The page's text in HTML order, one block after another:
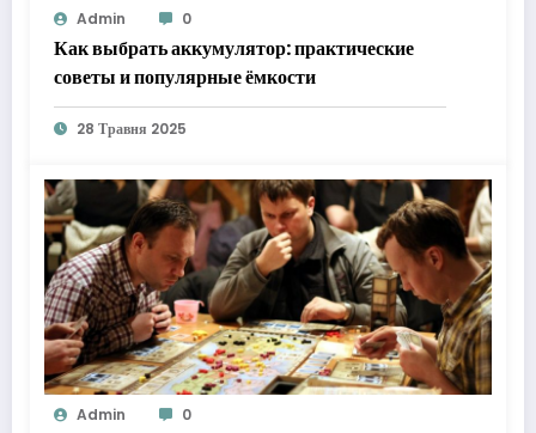
Admin 0
Как выбрать аккумулятор: практические
советы и популярные ёмкости
28 Травня 2025
Admin 0